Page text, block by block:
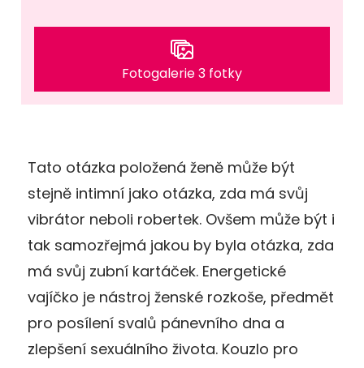
Fotogalerie 3 fotky
Tato otázka položená ženě může být
stejně intimní jako otázka, zda má svůj
vibrátor neboli robertek. Ovšem může být i
tak samozřejmá jakou by byla otázka, zda
má svůj zubní kartáček. Energetické
vajíčko je nástroj ženské rozkoše, předmět
pro posílení svalů pánevního dna a
zlepšení sexuálního života. Kouzlo pro